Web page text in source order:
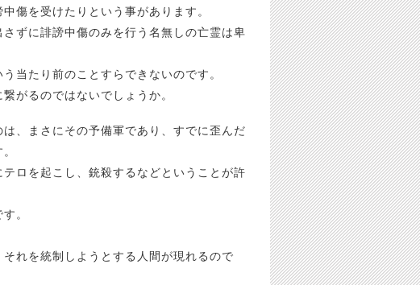
傷を受けたりという事があります。
ずに誹謗中傷のみを行う名無しの亡霊は卑
当たり前のことすらできないのです。
がるのではないでしょうか。
、まさにその予備軍であり、すでに歪んだ
ロを起こし、銃殺するなどということが許
。
れを統制しようとする人間が現れるので